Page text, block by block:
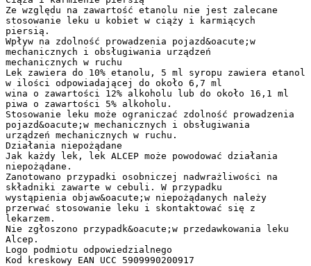
Ze względu na zawartość etanolu nie jest zalecane
stosowanie leku u kobiet w ciąży i karmiących
piersią.
Wpływ na zdolność prowadzenia pojazd&oacute;w
mechanicznych i obsługiwania urządzeń
mechanicznych w ruchu
Lek zawiera do 10% etanolu, 5 ml syropu zawiera etanol
w ilości odpowiadającej do około 6,7 ml
wina o zawartości 12% alkoholu lub do około 16,1 ml
piwa o zawartości 5% alkoholu.
Stosowanie leku może ograniczać zdolność prowadzenia
pojazd&oacute;w mechanicznych i obsługiwania
urządzeń mechanicznych w ruchu.
Działania niepożądane
Jak każdy lek, lek ALCEP może powodować działania
niepożądane.
Zanotowano przypadki osobniczej nadwrażliwości na
składniki zawarte w cebuli. W przypadku
wystąpienia objaw&oacute;w niepożądanych należy
przerwać stosowanie leku i skontaktować się z
lekarzem.
Nie zgłoszono przypadk&oacute;w przedawkowania leku
Alcep.
Logo podmiotu odpowiedzialnego